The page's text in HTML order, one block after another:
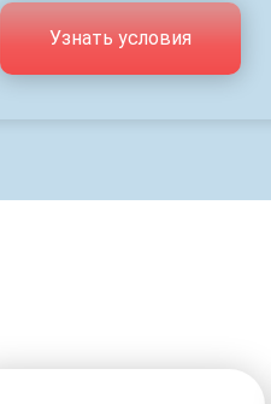
Узнать условия